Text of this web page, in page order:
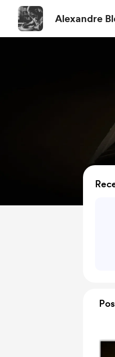
Alexandre